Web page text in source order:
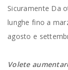
Sicuramente Da
lunghe fino a
agosto e
Volete